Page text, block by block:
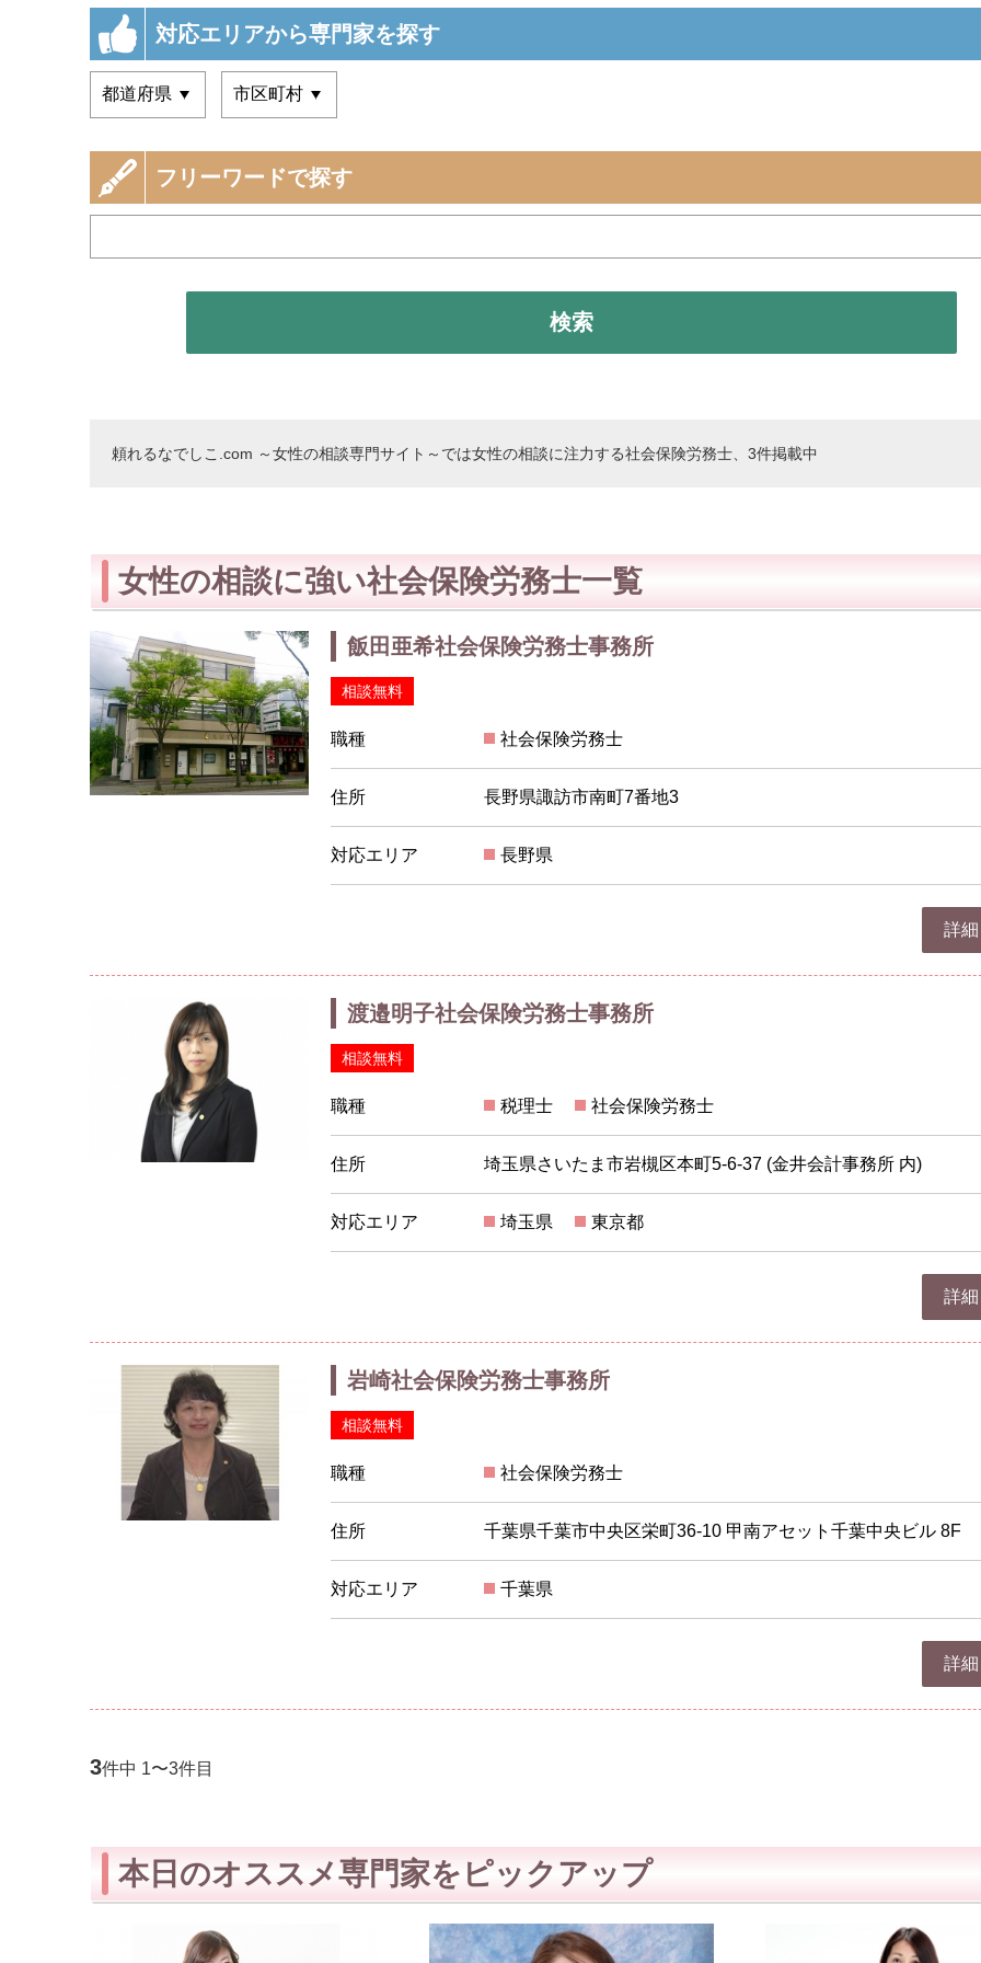
対応エリアから専門家を探す
フリーワードで探す
検索
頼れるなでしこ.com ～女性の相談専門サイト～では女性の相談に注力する社会保険労務士、3件掲載中
女性の相談に強い社会保険労務士一覧
飯田亜希社会保険労務士事務所
相談無料
職種 社会保険労務士
住所 長野県諏訪市南町7番地3
対応エリア 長野県
詳
渡邉明子社会保険労務士事務所
相談無料
職種 税理士 社会保険労務士
住所 埼玉県さいたま市岩槻区本町5-6-37 (金井会計事務所 内)
対応エリア 埼玉県 東京都
詳
岩崎社会保険労務士事務所
相談無料
職種 社会保険労務士
住所 千葉県千葉市中央区栄町36-10 甲南アセット千葉中央ビル 8F
対応エリア 千葉県
詳
3件中 1〜3件目
本日のオススメ専門家をピックアップ